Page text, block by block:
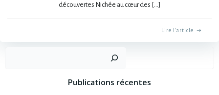
découvertes Nichée au cœur des […]
Lire l'article
Publications récentes